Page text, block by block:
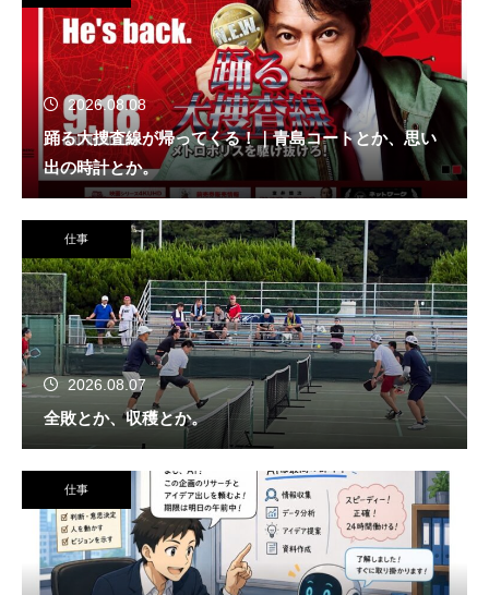
2026.08.08
踊る大捜査線が帰ってくる！｜青島コートとか、思い
出の時計とか。
仕事
2026.08.07
全敗とか、収穫とか。
仕事